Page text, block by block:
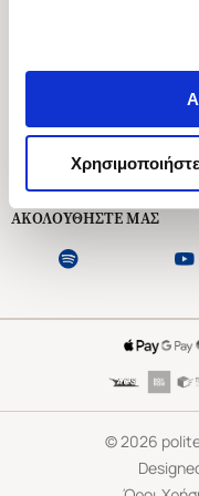
Δευτέρα
Εξυπηρέτηση Πελατών
ΑΚΟΛΟΥΘΗΣΤΕ ΜΑΣ
©2026